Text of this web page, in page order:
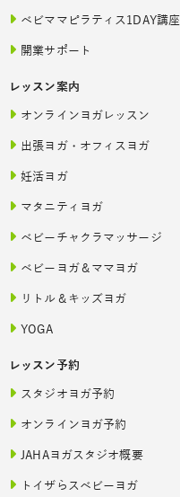
ベビママピラティス1DAY講座
開業サポート
レッスン案内
オンラインヨガレッスン
出張ヨガ・オフィスヨガ
妊活ヨガ
マタニティヨガ
ベビーチャクラマッサージ
ベビーヨガ＆ママヨガ
リトル＆キッズヨガ
YOGA
レッスン予約
スタジオヨガ予約
オンラインヨガ予約
JAHAヨガスタジオ概要
トイザらスベビーヨガ